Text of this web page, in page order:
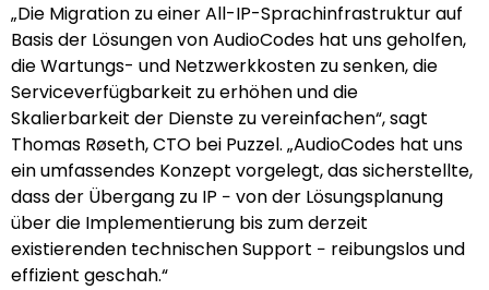
„Die Migration zu einer All-IP-Sprachinfrastruktur auf
Basis der Lösungen von AudioCodes hat uns geholfen,
die Wartungs- und Netzwerkkosten zu senken, die
Serviceverfügbarkeit zu erhöhen und die
Skalierbarkeit der Dienste zu vereinfachen“, sagt
Thomas Røseth, CTO bei Puzzel. „AudioCodes hat uns
ein umfassendes Konzept vorgelegt, das sicherstellte,
dass der Übergang zu IP − von der Lösungsplanung
über die Implementierung bis zum derzeit
existierenden technischen Support − reibungslos und
effizient geschah.“